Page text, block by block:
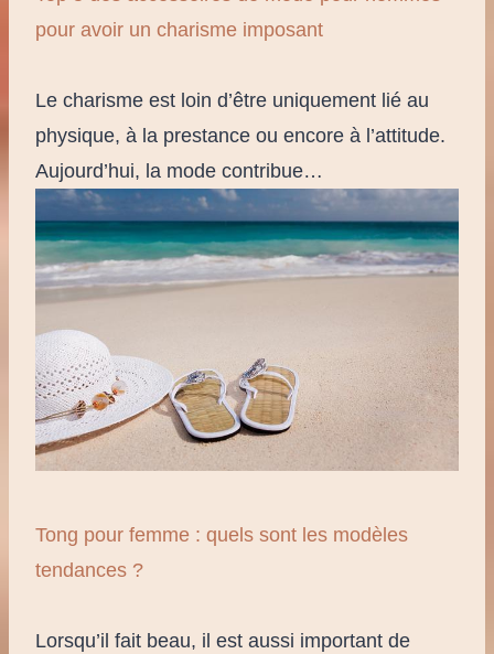
pour avoir un charisme imposant
Le charisme est loin d’être uniquement lié au
physique, à la prestance ou encore à l’attitude.
Aujourd’hui, la mode contribue…
Tong pour femme : quels sont les modèles
tendances ?
Lorsqu’il fait beau, il est aussi important de